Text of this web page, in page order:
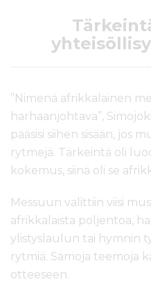
”Nimenä afrikkalainen
harhaanjohtava”,
pääsisi siihen sisään, jos
rytmejä. Tärkeintä oli
kokemus, siinä oli se
Messuun valittiin viisi
afrikkalaista poljentoa,
ylistyslaulun tai hymnin
rytmiä. Samoja teemoja
otteeseen.